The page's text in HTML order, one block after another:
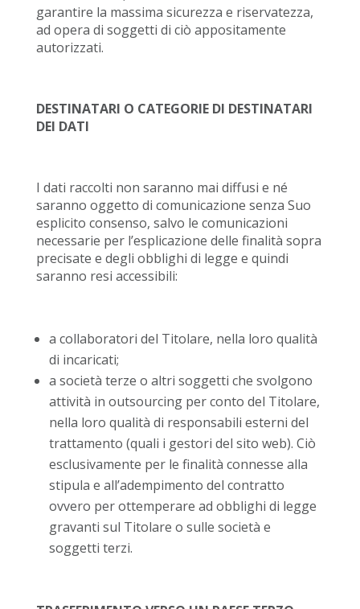
garantire la massima sicurezza e riservatezza,
ad opera di soggetti di ciò appositamente
autorizzati.
DESTINATARI O CATEGORIE DI DESTINATARI
DEI DATI
I dati raccolti non saranno mai diffusi e né
saranno oggetto di comunicazione senza Suo
esplicito consenso, salvo le comunicazioni
necessarie per l’esplicazione delle finalità sopra
precisate e degli obblighi di legge e quindi
saranno resi accessibili:
a collaboratori del Titolare, nella loro qualità
di incaricati;
a società terze o altri soggetti che svolgono
attività in outsourcing per conto del Titolare,
nella loro qualità di responsabili esterni del
trattamento (quali i gestori del sito web). Ciò
esclusivamente per le finalità connesse alla
stipula e all’adempimento del contratto
ovvero per ottemperare ad obblighi di legge
gravanti sul Titolare o sulle società e
soggetti terzi.